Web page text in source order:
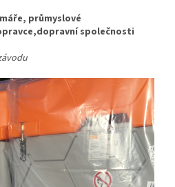
průmyslové
společnosti